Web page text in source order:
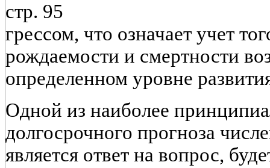
стр. 95
грессом, что означает учет
рождаемости и смертности
определенном уровне
Одной из наиболее
долгосрочного прогноза
является ответ на вопрос,